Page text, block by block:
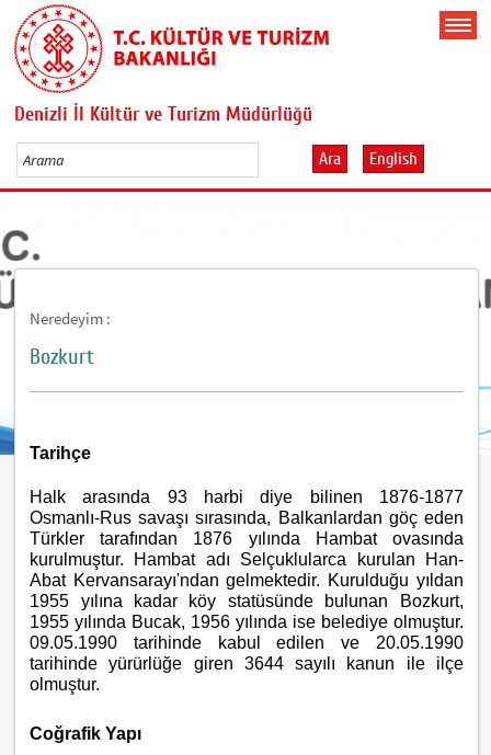
Denizli İl Kültür ve Turizm Müdürlüğü
Ara English
Neredeyim :
Bozkurt
Tarihçe
Halk arasında 93 harbi diye bilinen 1876-1877
Osmanlı-Rus savaşı sırasında, Balkanlardan göç eden
Türkler tarafından 1876 yılında Hambat ovasında
kurulmuştur. Hambat adı Selçuklularca kurulan Han-
Abat Kervansarayı'ndan gelmektedir. Kurulduğu yıldan
1955 yılına kadar köy statüsünde bulunan Bozkurt,
1955 yılında Bucak, 1956 yılında ise belediye olmuştur.
09.05.1990 tarihinde kabul edilen ve 20.05.1990
tarihinde yürürlüğe giren 3644 sayılı kanun ile ilçe
olmuştur.
Coğrafik Yapı